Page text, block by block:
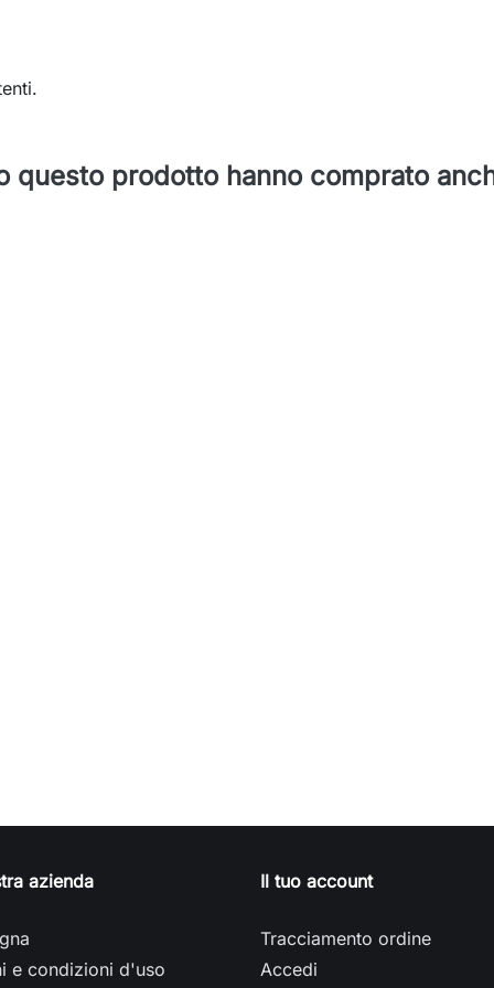
questo prodotto hanno comprato
azienda
e condizioni d'uso
Il tuo account
Tracciamento ordine
Accedi